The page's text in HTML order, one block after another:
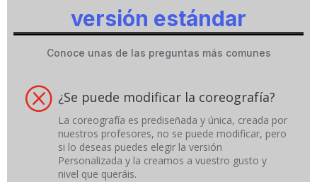
versión estándar
Conoce unas de las preguntas más comunes
Q ¿Se puede modificar la coreografía?
La coreografía es prediseñada y única, creada por
nuestros profesores, no se puede modificar, pero
si lo deseas puedes elegir la versión
Personalizada y la creamos a vuestro gusto y
nivel que queráis.